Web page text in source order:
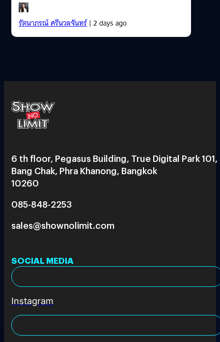
รัตนาภรณ์ ศรีนวลจันทร์| 2 days ago
6 th floor, Pegasus Building, True Digital Park 101,
Bang Chak, Phra Khanong, Bangkok
10260
085-848-2253
sales@shownolimit.com
SOCIAL MEDIA
Instagram